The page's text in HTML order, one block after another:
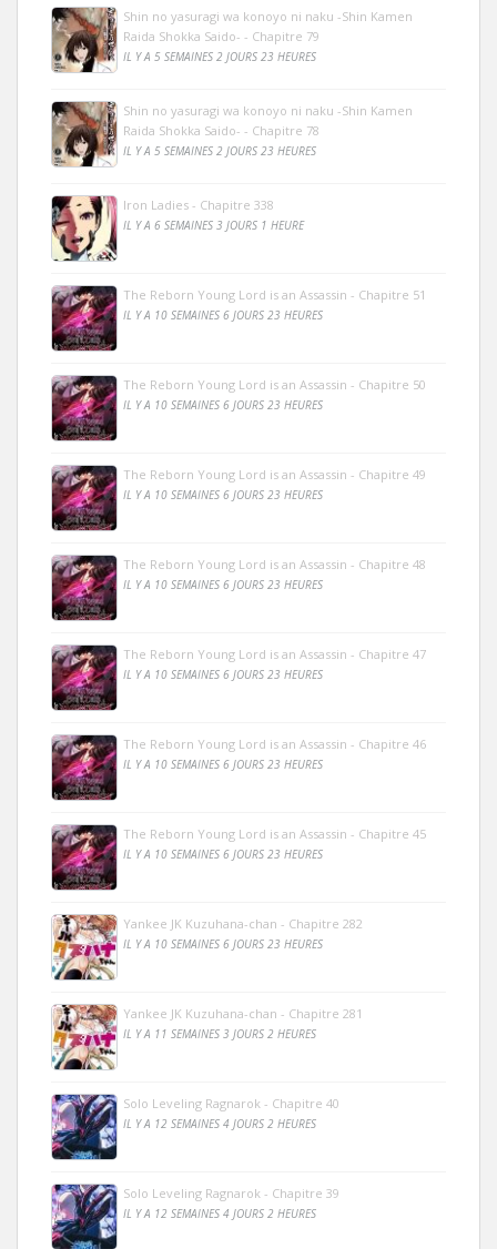
Shin no yasuragi wa konoyo ni naku -Shin Kamen
Raida Shokka Saido- - Chapitre 79
IL Y A 5 SEMAINES 2 JOURS 23 HEURES
Shin no yasuragi wa konoyo ni naku -Shin Kamen
Raida Shokka Saido- - Chapitre 78
IL Y A 5 SEMAINES 2 JOURS 23 HEURES
Iron Ladies - Chapitre 338
IL Y A 6 SEMAINES 3 JOURS 1 HEURE
The Reborn Young Lord is an Assassin - Chapitre 51
IL Y A 10 SEMAINES 6 JOURS 23 HEURES
The Reborn Young Lord is an Assassin - Chapitre 50
IL Y A 10 SEMAINES 6 JOURS 23 HEURES
The Reborn Young Lord is an Assassin - Chapitre 49
IL Y A 10 SEMAINES 6 JOURS 23 HEURES
The Reborn Young Lord is an Assassin - Chapitre 48
IL Y A 10 SEMAINES 6 JOURS 23 HEURES
The Reborn Young Lord is an Assassin - Chapitre 47
IL Y A 10 SEMAINES 6 JOURS 23 HEURES
The Reborn Young Lord is an Assassin - Chapitre 46
IL Y A 10 SEMAINES 6 JOURS 23 HEURES
The Reborn Young Lord is an Assassin - Chapitre 45
IL Y A 10 SEMAINES 6 JOURS 23 HEURES
Yankee JK Kuzuhana-chan - Chapitre 282
IL Y A 10 SEMAINES 6 JOURS 23 HEURES
Yankee JK Kuzuhana-chan - Chapitre 281
IL Y A 11 SEMAINES 3 JOURS 2 HEURES
Solo Leveling Ragnarok - Chapitre 40
IL Y A 12 SEMAINES 4 JOURS 2 HEURES
Solo Leveling Ragnarok - Chapitre 39
IL Y A 12 SEMAINES 4 JOURS 2 HEURES